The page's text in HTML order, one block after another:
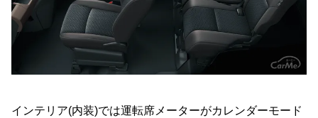
インテリア(内装)では運転席メーターがカレンダーモード